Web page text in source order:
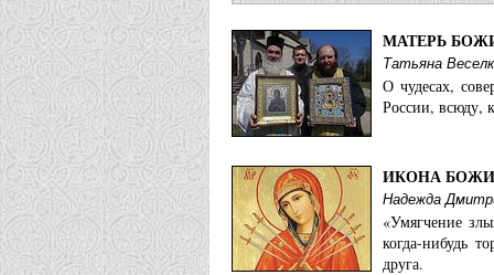
Выборгская
Храм
злых
Ейская
МАТЕРЬ
Татьяна
О чудесах,
России, всюду,
ИКОНА
Надежда
«Умягчение
когда-нибудь
друга.